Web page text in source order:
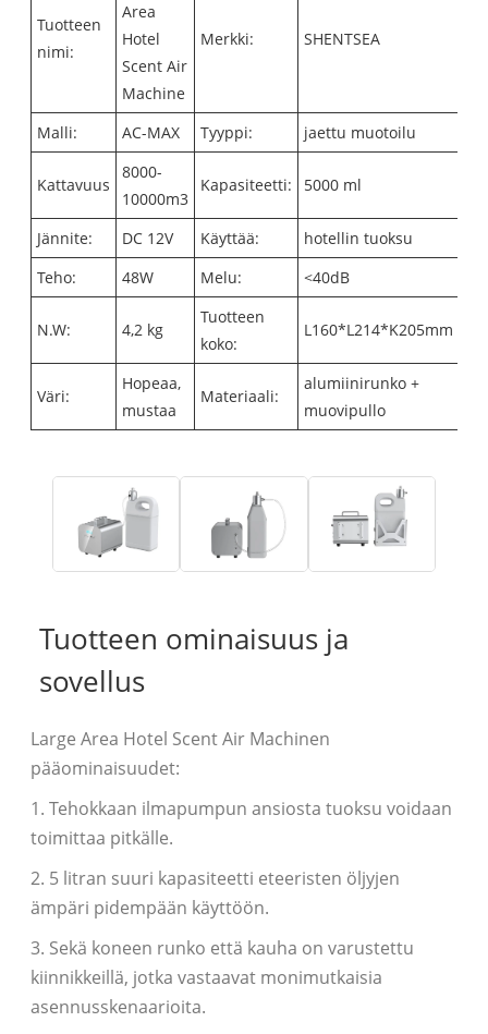
Tuotteen
nimi:
Area
Hotel
Scent Air
Machine
Merkki: SHENTSEA
Malli: AC-MAX Tyyppi: jaettu muotoilu
Kattavuus
8000-
10000m3
Kapasiteetti: 5000 ml
Jännite: DC 12V Käyttää:
hotellin tuoksu
Teho:
48W Melu: <40dB
N.W: 4,2 kg
Tuotteen
koko:
L160*L214*K205mm
Väri:
Hopeaa,
mustaa
Materiaali:
alumiinirunko +
muovipullo
Tuotteen ominaisuus ja
sovellus
Large Area Hotel Scent Air Machinen
pääominaisuudet:
1. Tehokkaan ilmapumpun ansiosta tuoksu voidaan
toimittaa pitkälle.
2. 5 litran suuri kapasiteetti eteeristen öljyjen
ämpäri pidempään käyttöön.
3. Sekä koneen runko että kauha on varustettu
kiinnikkeillä, jotka vastaavat monimutkaisia ​​
asennusskenaarioita.